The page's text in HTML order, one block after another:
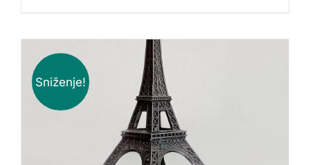
Sniženje!